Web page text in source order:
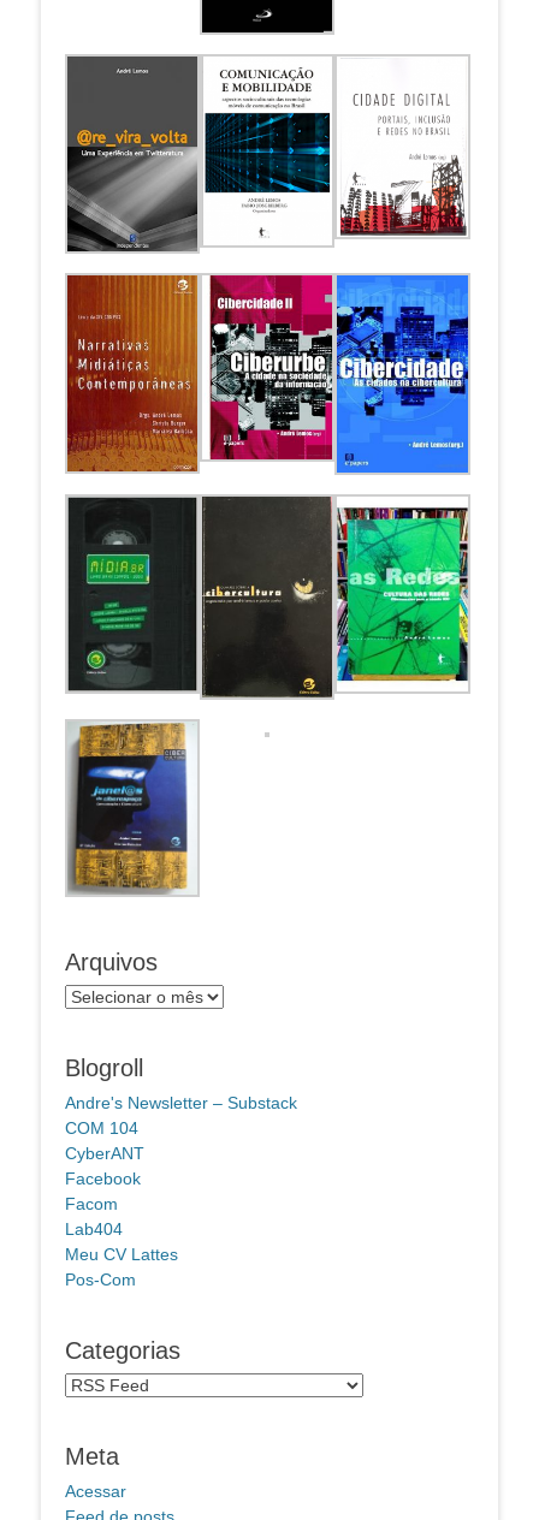
Arquivos
Arquivos
Blogroll
Andre's Newsletter – Substack
COM 104
CyberANT
Facebook
Facom
Lab404
Meu CV Lattes
Pos-Com
Categorias
Categorias
Meta
Acessar